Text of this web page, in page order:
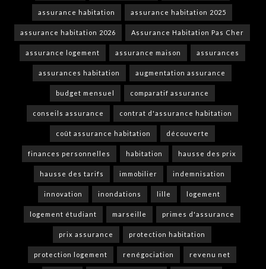
assurance habitation assurance habitation 2025
assurance habitation 2026 Assurance Habitation Pas Cher
assurance logement assurance maison assurances
assurances habitation augmentation assurance
budget mensuel comparatif assurance
conseils assurance contrat d'assurance habitation
coût assurance habitation découverte
finances personnelles habitation hausse des prix
hausse des tarifs immobilier indemnisation
innovation inondations lille logement
logement étudiant marseille primes d'assurance
prix assurance protection habitation
protection logement renégociation revenu net